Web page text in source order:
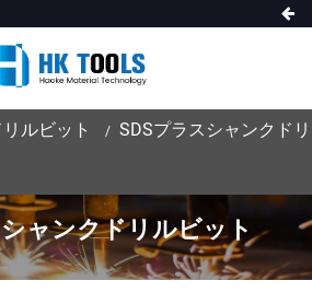
ルビット SDSプラスシャンクドリ
ャンクドリルビット